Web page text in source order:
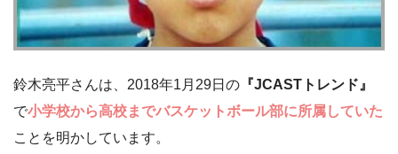
鈴木亮平さんは、2018年1月29日の 『JCASTトレンド』
で小学校から高校までバスケットボール部に所属していた
ことを明かしています。